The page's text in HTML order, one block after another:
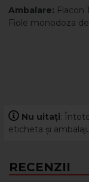
Ambalare: Flacon
Fiole monodoza
Nu uitați:
eticheta și
RECENZII